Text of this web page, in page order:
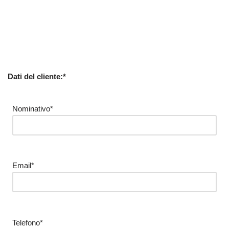
Dati del cliente:*
Nominativo*
Email*
Telefono*